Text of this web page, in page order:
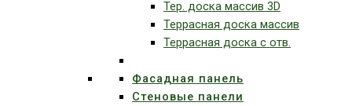
Тер. доска массив 3D
Террасная доска массив
Террасная доска с отв.
Фасадная панель
Стеновые панели